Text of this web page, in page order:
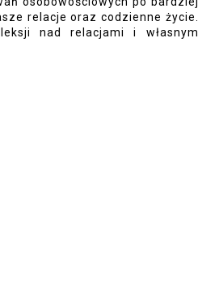
relacje oraz codzienne życie.
nad relacjami i własnym